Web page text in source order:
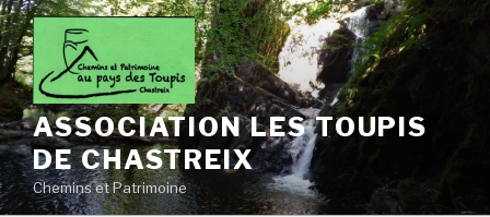
Aller
au
contenu
principal
ASSOCIATION LES TOUPIS
DE CHASTREIX
Chemins et Patrimoine